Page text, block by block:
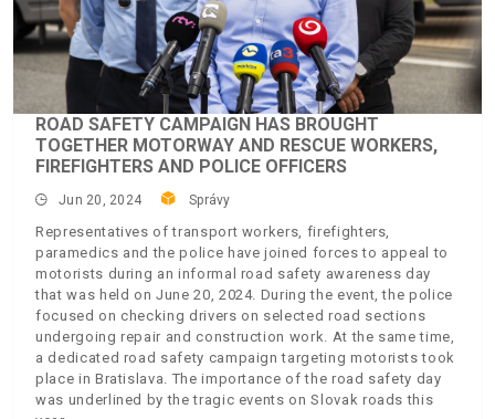
ROAD SAFETY CAMPAIGN HAS BROUGHT
TOGETHER MOTORWAY AND RESCUE WORKERS,
FIREFIGHTERS AND POLICE OFFICERS
Jun 20, 2024 Správy
Representatives of transport workers, firefighters,
paramedics and the police have joined forces to appeal to
motorists during an informal road safety awareness day
that was held on June 20, 2024. During the event, the police
focused on checking drivers on selected road sections
undergoing repair and construction work. At the same time,
a dedicated road safety campaign targeting motorists took
place in Bratislava. The importance of the road safety day
was underlined by the tragic events on Slovak roads this